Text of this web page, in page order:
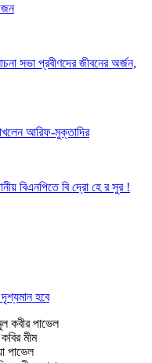
সভা প্রবীণদের জীবনের অর্জন,
আরিফ-মুক্তাদির
বিএনপিতে বি দ্রো হে র সুর !
হবে
কবীর পাভেল
মীম
পাভেল